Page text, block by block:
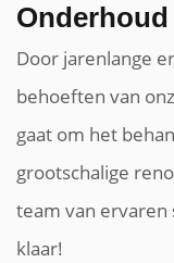
Door jarenlange
behoeften van
gaat om het
grootschalige
team van ervaren
klaar!